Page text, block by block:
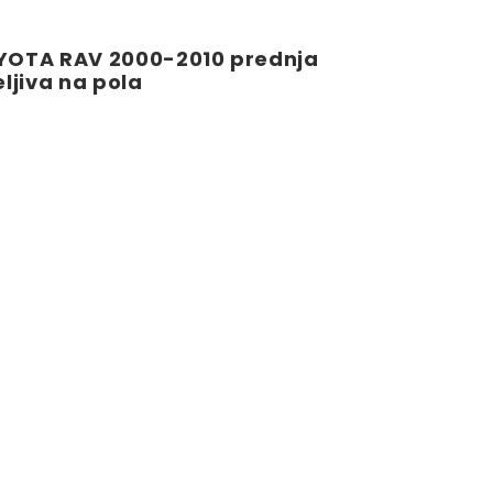
RAV 2000-2010 prednja
na pola